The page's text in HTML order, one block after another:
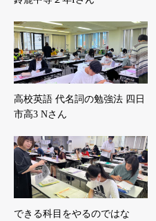
高校英語 代名詞の勉強法 四日
市高3 Nさん
できる科目をやるのではな